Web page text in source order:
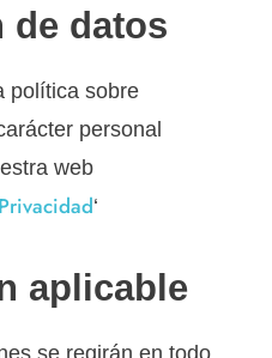
de datos
política sobre
personal
web
‘
aplicable
se regirán en todo